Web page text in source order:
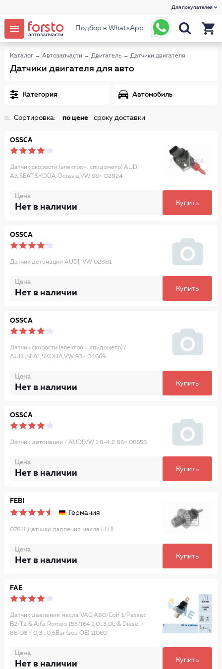
Для покупателей
Подбор в WhatsApp
Каталог → Автозапчасти → Двигатель → Датчики двигателя
Датчики двигателя для авто
Категория Автомобиль
Сортировка: по цене сроку доставки
OSSCA
Датчик скорости (электрон. спидометр) AUDI
A3,SEAT,SKODA Octavia,VW 98~ 02824
Цена
Нет в наличии Купить
OSSCA
Датчик детонации AUDI, VW 02881
Цена
Нет в наличии Купить
OSSCA
Датчик скорости (электрон. спидометр) /
AUDI,SEAT,SKODA,VW 93~ 04669
Цена
Нет в наличии Купить
OSSCA
Датчик детонации / AUDI,VW 1.6-4.2 86~ 06656
Цена
Нет в наличии Купить
FEBI
Германия
07811 Датчики давления масла FEBI
Цена
Нет в наличии Купить
FAE
Датчик давления масла VAG A80/Golf 1/Passat
B2/T2 & Alfa Romeo 155/164 1,0…3,0L & Diesel /
86-98 / 0,3...0,6Bar (see OE) 11060
Цена
Нет в наличии Купить